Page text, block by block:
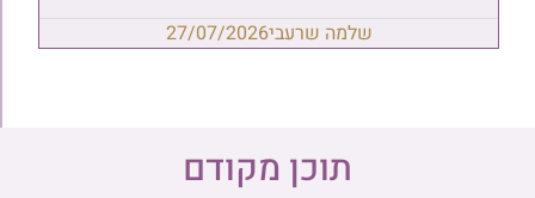
שלמה שרעבי27/07/2026
תוכן מקודם